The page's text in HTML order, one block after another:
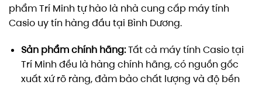
phẩm Trí Minh tự hào là nhà cung cấp máy tính
Casio uy tín hàng đầu tại Bình Dương.
Sản phẩm chính hãng:Tất cả máy tính Casio tại
Trí Minh đều là hàng chính hãng, có nguồn gốc
xuất xứ rõ ràng, đảm bảo chất lượng và độ bền